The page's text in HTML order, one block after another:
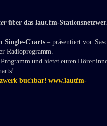
über das laut.fm-
Single-Charts – präsentiert von
Radioprogramm.
und bietet euren
buchbar! www.lautfm-